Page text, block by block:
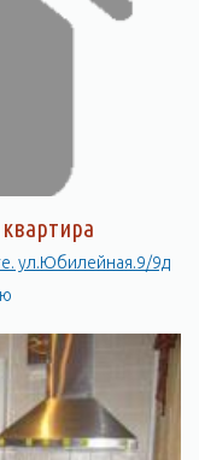
квартиру в Алуште. ул.Юбилейная.9/9д